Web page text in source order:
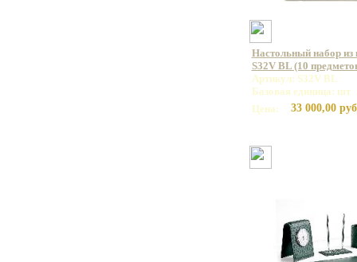
Настольный набор из
S32V BL (10
Артикул: S32V BL
Базовая единица: шт
Цена:
33 000,00